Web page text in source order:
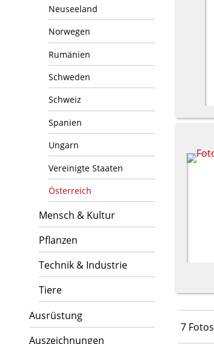
Neuseeland
Norwegen
Rumänien
Schweden
Schweiz
Spanien
Ungarn
Vereinigte Staaten
Österreich
Mensch & Kultur
Pflanzen
Technik & Industrie
Tiere
Ausrüstung
Auszeichnungen
7 Fotos